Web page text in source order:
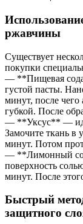
ржавчины
Существует
покупки
— **Пищевая
густой пасты.
минут, после
губкой. После
— **Уксус** —
Замочите ткань в
минут. Потом
— **Лимонный
поверхность
минут. После
Быстрый
защитного